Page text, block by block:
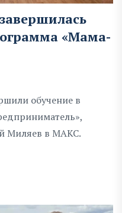
«Мама-
обучение в
Миляев в MAKC.